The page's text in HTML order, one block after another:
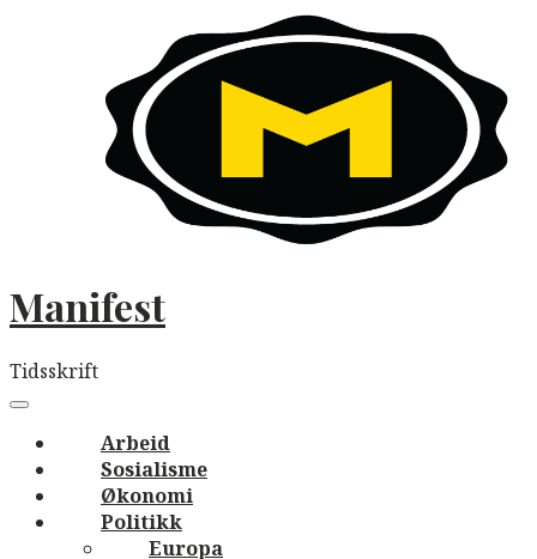
Manifest
Tidsskrift
navigation
Menu
Arbeid
Sosialisme
Økonomi
Politikk
Europa